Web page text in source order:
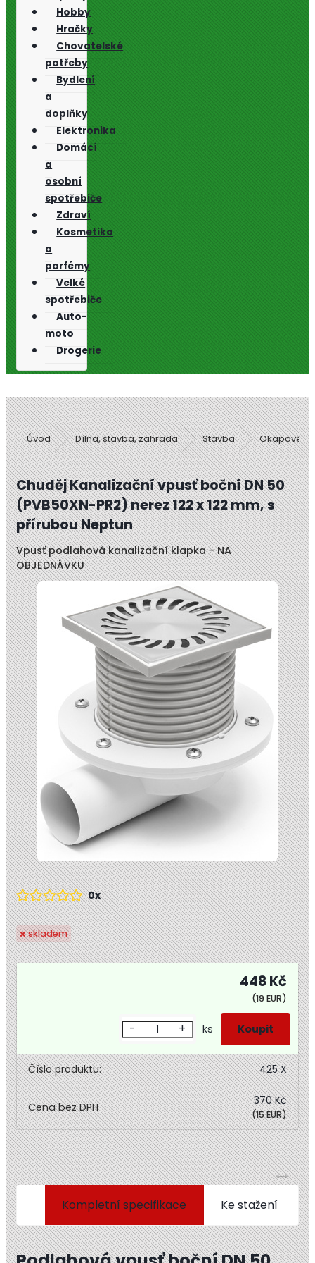
Hobby
Hračky
Chovatelské
potřeby
Bydlení
a
doplňky
Elektronika
Domácí
a
osobní
spotřebiče
Zdraví
Kosmetika
a
parfémy
Velké
spotřebiče
Auto-
moto
Drogerie
Úvod Dílna, stavba, zahrada Stavba Okapové
Chuděj Kanalizační vpusť boční DN 50
(PVB50XN-PR2) nerez 122 x 122 mm, s
přírubou Neptun
Vpusť podlahová kanalizační klapka - NA
OBJEDNÁVKU
skladem
0x
Číslo produktu: 425 X
370 Kč
(15 EUR)
448 Kč
(19 EUR)
- + ks
Kompletní specifikace Ke stažení